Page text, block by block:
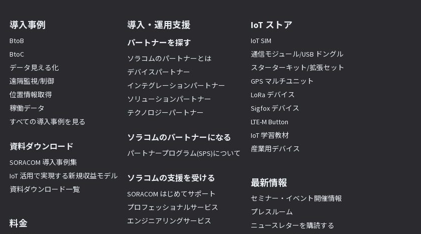
導入事例
BtoB
BtoC
データ見える化
遠隔監視/制御
位置情報取得
稼働データ
すべての導入事例を見る
資料ダウンロード
SORACOM 導入事例集
IoT 活用で実現する新規収益モデル
資料ダウンロード一覧
料金
導入・運用支援
パートナーを探す
ソラコムのパートナーとは
デバイスパートナー
インテグレーションパートナー
ソリューションパートナー
テクノロジーパートナー
ソラコムのパートナーになる
パートナープログラム(SPS)について
ソラコムの支援を受ける
SORACOM はじめてサポート
プロフェッショナルサービス
エンジニアリングサービス
IoT ストア
IoT SIM
通信モジュール/USB ドングル
スターターキット/拡張セット
GPS マルチユニット
LoRa デバイス
Sigfox デバイス
LTE-M Button
IoT 学習教材
産業用デバイス
最新情報
セミナー・イベント開催情報
プレスルーム
ニュースレターを購読する